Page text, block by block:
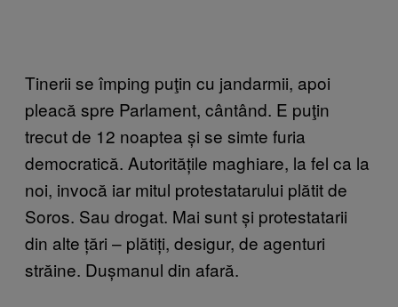
Tinerii se împing puţin cu jandarmii, apoi
pleacă spre Parlament, cântând. E puţin
trecut de 12 noaptea și se simte furia
democratică. Autoritățile maghiare, la fel ca la
noi, invocă iar mitul protestatarului plătit de
Soros. Sau drogat. Mai sunt și protestatarii
din alte țări – plătiți, desigur, de agenturi
străine. Dușmanul din afară.